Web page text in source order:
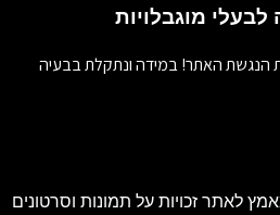
מוגבלויות
הנגשת האתר! במידה ונתקלת בבעיה
לאתר זכויות על תמונות וסרטונים